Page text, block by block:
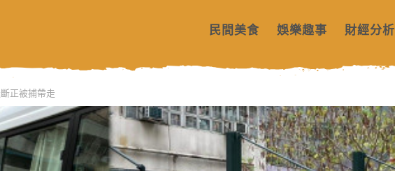
民間美食 娛樂趣事 財經分析
正被捕帶走